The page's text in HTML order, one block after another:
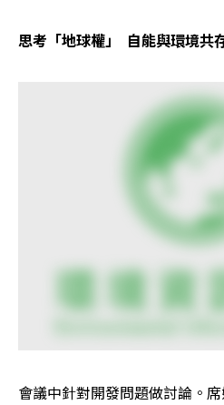
思考「地球權」  自能與環境共
會議中針對開發問題做討論。